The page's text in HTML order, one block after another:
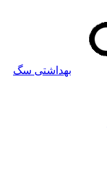
بهداشتی سگ